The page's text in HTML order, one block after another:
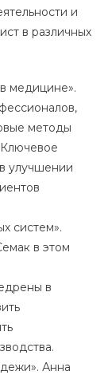
и
в различных
медицине».
методы
улучшении
систем».
в этом
в
Анна